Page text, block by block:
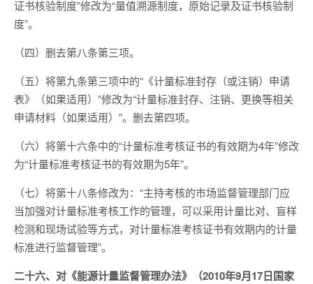
证书核验制度”修改为“量值溯源制度，原始记录及证书核验制
度”。
（四）删去第八条第三项。
（五）将第九条第三项中的“《计量标准封存（或注销）申请
表》（如果适用）”修改为“计量标准封存、注销、更换等相关
申请材料（如果适用）”。删去第四项。
（六）将第十六条中的“计量标准考核证书的有效期为4年”修改
为“计量标准考核证书的有效期为5年”。
（七）将第十八条修改为：“主持考核的市场监督管理部门应
当加强对计量标准考核工作的管理，可以采用计量比对、盲样
检测和现场试验等方式，对计量标准考核证书有效期内的计量
标准进行监督管理”。
二十六、对《能源计量监督管理办法》（2010年9月17日国家